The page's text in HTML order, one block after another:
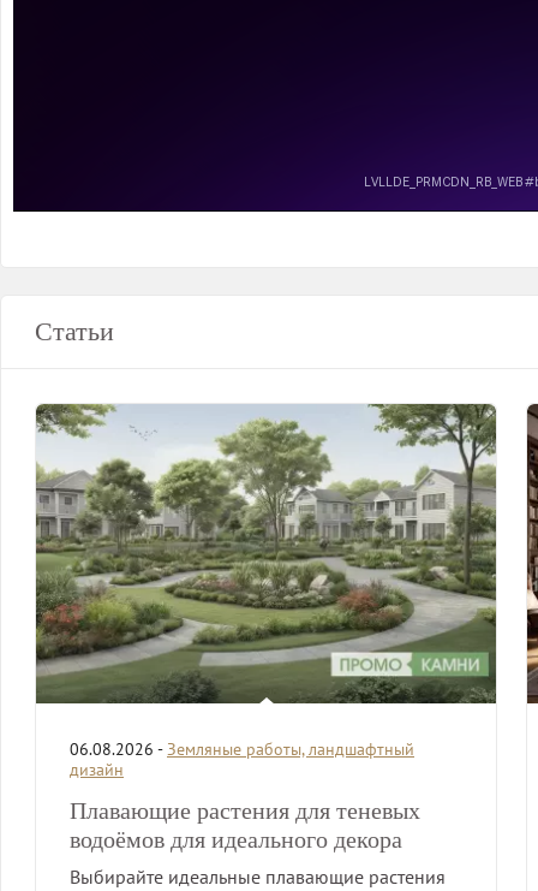
Статьи
06.08.2026 - Земляные работы, ландшафтный
дизайн
Плавающие растения для теневых
водоёмов для идеального декора
Выбирайте идеальные плавающие растения